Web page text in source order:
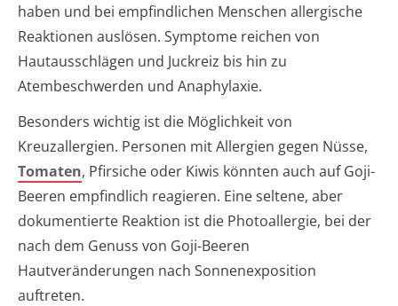
haben und bei empfindlichen Menschen allergische
Reaktionen auslösen. Symptome reichen von
Hautausschlägen und Juckreiz bis hin zu
Atembeschwerden und Anaphylaxie.
Besonders wichtig ist die Möglichkeit von
Kreuzallergien. Personen mit Allergien gegen Nüsse,
Tomaten, Pfirsiche oder Kiwis könnten auch auf Goji-
Beeren empfindlich reagieren. Eine seltene, aber
dokumentierte Reaktion ist die Photoallergie, bei der
nach dem Genuss von Goji-Beeren
Hautveränderungen nach Sonnenexposition
auftreten.